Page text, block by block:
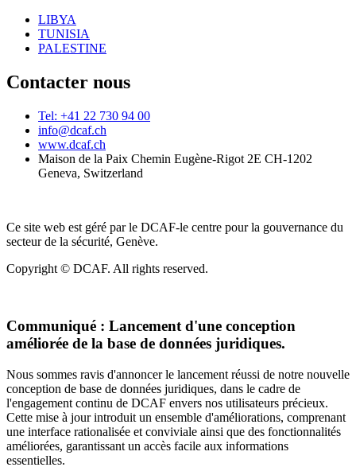
LIBYA
TUNISIA
PALESTINE
Contacter nous
Tel: +41 22 730 94 00
info@dcaf.ch
www.dcaf.ch
Maison de la Paix Chemin Eugène-Rigot 2E CH-1202
Geneva, Switzerland
Ce site web est géré par le DCAF-le centre pour la gouvernance du
secteur de la sécurité, Genève.
Copyright © DCAF. All rights reserved.
Communiqué : Lancement d'une conception
améliorée de la base de données juridiques.
Nous sommes ravis d'annoncer le lancement réussi de notre nouvelle
conception de base de données juridiques, dans le cadre de
l'engagement continu de DCAF envers nos utilisateurs précieux.
Cette mise à jour introduit un ensemble d'améliorations, comprenant
une interface rationalisée et conviviale ainsi que des fonctionnalités
améliorées, garantissant un accès facile aux informations
essentielles.